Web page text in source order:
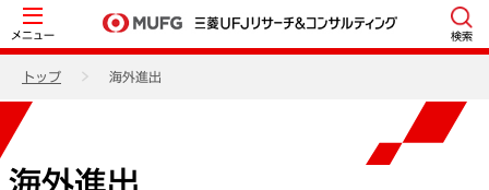
メニュー 検索
トップ 海外進出